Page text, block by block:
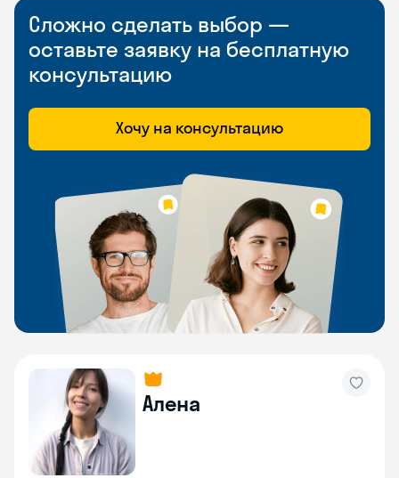
Сложно сделать выбор —
оставьте заявку на бесплатную
консультацию
Хочу на консультацию
Алена